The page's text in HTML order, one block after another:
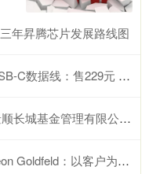
年昇腾芯片发展路线图
线：售229元 最高240W快充
公司关于公司法定代表人变更的公告
户为中心，全球协同赋能多资产配置